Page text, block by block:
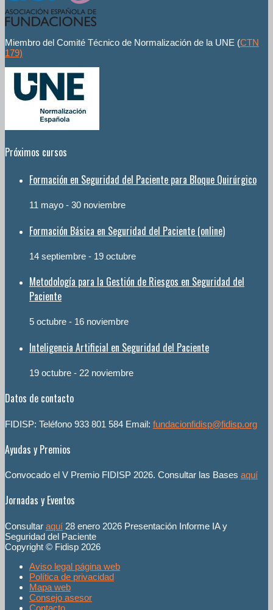
Miembro del Comité Técnico de Normalización de la UNE (CTN
179)
Próximos cursos
Formación en Seguridad del Paciente para Bloque Quirúrgico
11 mayo - 30 noviembre
Formación Básica en Seguridad del Paciente (online)
14 septiembre - 19 octubre
Metodología para la Gestión de Riesgos en Seguridad del
Paciente
5 octubre - 16 noviembre
Inteligencia Artificial en Seguridad del Paciente
19 octubre - 22 noviembre
Datos de contacto
FIDISP: Teléfono 933 801 584 Email: fundacionfidisp@fidisp.org
Ayudas y Premios
Convocado el V Premio FIDISP 2026. Consultar las Bases aquí
Jornadas y Eventos
Consultar aquí 28 enero 2026 Presentación Informe IA y
Seguridad del Paciente
Copyright © Fidisp 2026
Aviso legal página web
Política de privacidad
Mapa web
Consejo asesor
Contacto